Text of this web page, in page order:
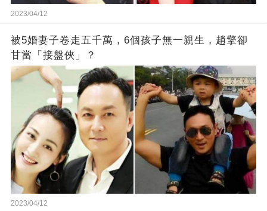
2023/04/12
被5婚妻子卷走五千萬，6個孩子無一親生，趙擎卻
甘當「接盤俠」？
2023/04/12